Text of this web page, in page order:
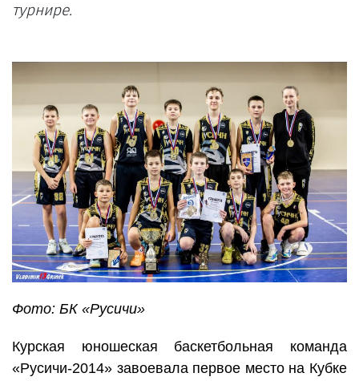
турнире.
Фото: БК «Русичи»
Курская юношеская баскетбольная команда
«Русичи-2014» завоевала первое место на Кубке